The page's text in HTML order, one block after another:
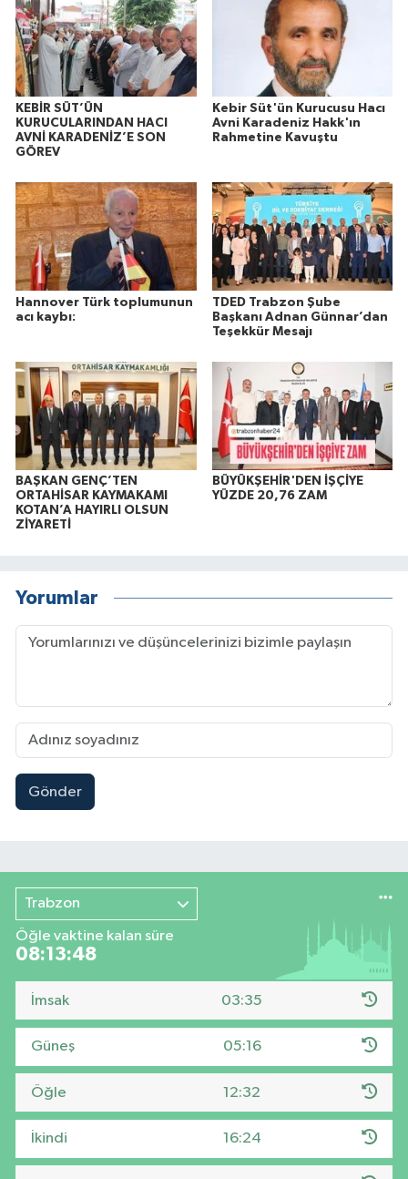
KEBİR SÜT’ÜN
KURUCULARINDAN HACI
AVNİ KARADENİZ’E SON
GÖREV
Kebir Süt'ün Kurucusu Hacı
Avni Karadeniz Hakk'ın
Rahmetine Kavuştu
Hannover Türk toplumunun
acı kaybı:
TDED Trabzon Şube
Başkanı Adnan Günnar’dan
Teşekkür Mesajı
BAŞKAN GENÇ’TEN
ORTAHİSAR KAYMAKAMI
KOTAN’A HAYIRLI OLSUN
ZİYARETİ
BÜYÜKŞEHİR'DEN İŞÇİYE
YÜZDE 20,76 ZAM
Yorumlar
Gönder
Trabzon
Öğle vaktine kalan süre
08:13:47
İmsak 03:35
Güneş 05:16
Öğle 12:32
İkindi 16:24